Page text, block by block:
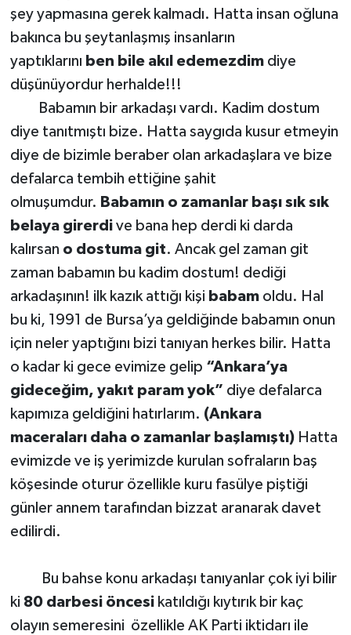
şey yapmasına gerek kalmadı. Hatta insan oğluna
bakınca bu şeytanlaşmış insanların
yaptıklarını ben bile akıl edemezdimdiye
düşünüyordur herhalde!!!
Babamın bir arkadaşı vardı. Kadim dostum
diye tanıtmıştı bize. Hatta saygıda kusur etmeyin
diye de bizimle beraber olan arkadaşlara ve bize
defalarca tembih ettiğine şahit
olmuşumdur. Babamın o zamanlar başı sık sık
belaya girerdi ve bana hep derdi ki darda
kalırsan o dostuma git. Ancak gel zaman git
zaman babamın bu kadim dostum! dediği
arkadaşının! ilk kazık attığı kişi babam oldu. Hal
bu ki, 1991 de Bursa’ya geldiğinde babamın onun
için neler yaptığını bizi tanıyan herkes bilir. Hatta
o kadar ki gece evimize gelip “Ankara’ya
gideceğim, yakıt param yok” diye defalarca
kapımıza geldiğini hatırlarım. (Ankara
maceraları daha o zamanlar başlamıştı) Hatta
evimizde ve iş yerimizde kurulan sofraların baş
köşesinde oturur özellikle kuru fasülye piştiği
günler annem tarafından bizzat aranarak davet
edilirdi.
Bu bahse konu arkadaşı tanıyanlar çok iyi bilir
ki 80 darbesi öncesi katıldığı kıytırık bir kaç
olayın semeresini özellikle AK Parti iktidarı ile